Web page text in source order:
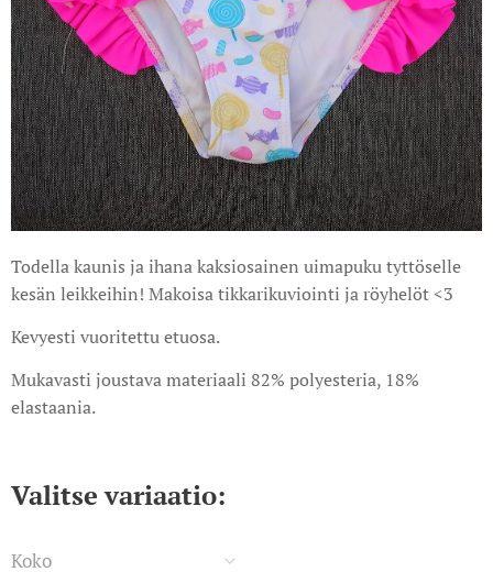
Todella kaunis ja ihana kaksiosainen uimapuku tyttöselle
kesän leikkeihin! Makoisa tikkarikuviointi ja röyhelöt <3
Kevyesti vuoritettu etuosa.
Mukavasti joustava materiaali 82% polyesteria, 18%
elastaania.
Valitse variaatio:
Koko